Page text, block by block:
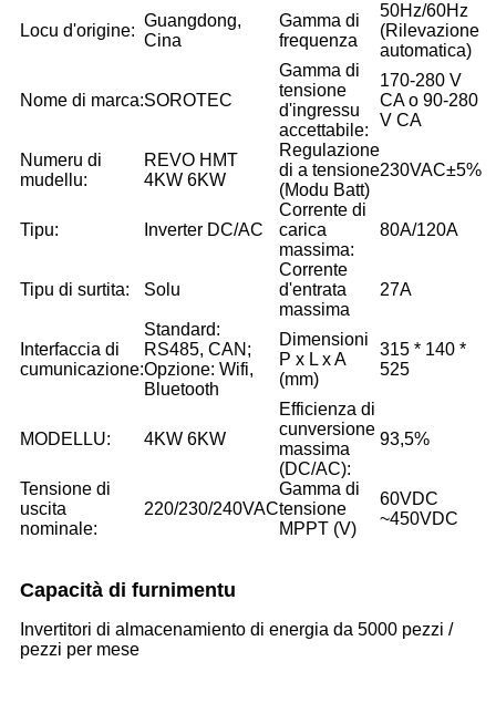
Locu d'origine:
Guangdong,
Cina
Gamma di
frequenza
50Hz/60Hz
(Rilevazione
automatica)
Nome di marca:SOROTEC
Gamma di
tensione
d'ingressu
accettabile:
170-280 V
CA o 90-280
V CA
Numeru di
mudellu:
REVO HMT
4KW 6KW
Regulazione
di a tensione
(Modu Batt)
230VAC±5%
Tipu: Inverter DC/AC
Corrente di
carica
massima:
80A/120A
Tipu di surtita: Solu
Corrente
d'entrata
massima
27A
Interfaccia di
cumunicazione:
Standard:
RS485, CAN;
Opzione: Wifi,
Bluetooth
Dimensioni
P x L x A
(mm)
315 * 140 *
525
MODELLU: 4KW 6KW
Efficienza di
cunversione
massima
(DC/AC):
93,5%
Tensione di
uscita
nominale:
220/230/240VAC
Gamma di
tensione
MPPT (V)
60VDC
~450VDC
Capacità di furnimentu
Invertitori di almacenamiento di energia da 5000 pezzi /
pezzi per mese